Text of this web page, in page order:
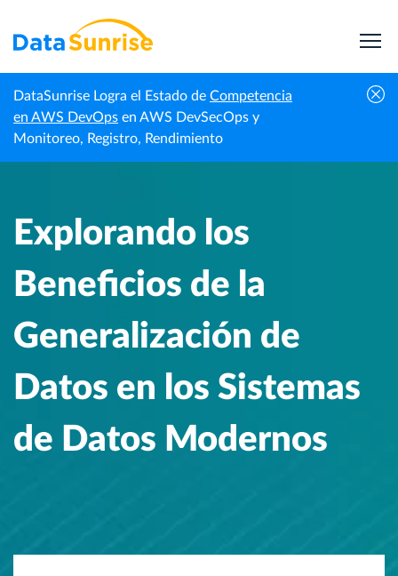
DataSunrise Logra el Estado de Competencia
en AWS DevOps en AWS DevSecOps y
Monitoreo, Registro, Rendimiento
Inicio
Centro de
Conocimiento
Explorando los Beneficios de la Generalización de
Datos en los Sistemas de Datos Modernos
Explorando los
Beneficios de la
Generalización de
Datos en los Sistemas
de Datos Modernos